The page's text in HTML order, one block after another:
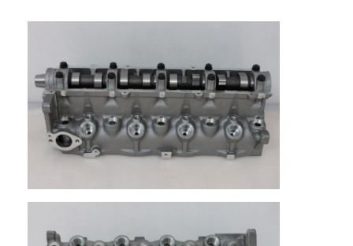
À la maison
Produits